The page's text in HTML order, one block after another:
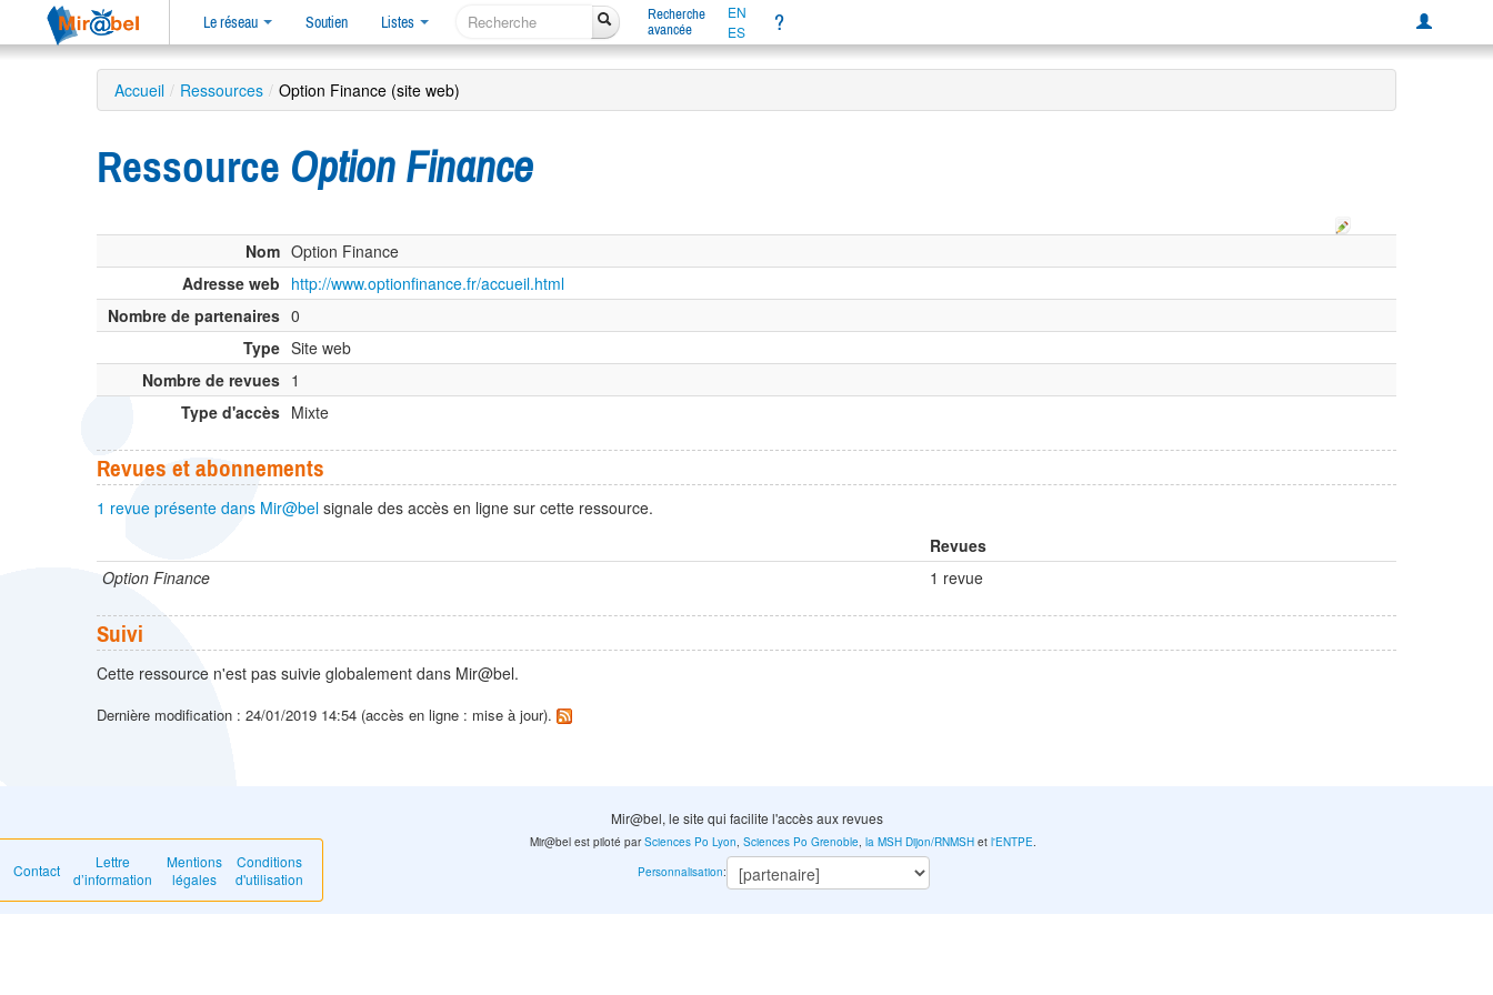
Le réseau Soutien Listes
Recherche
avancée
EN
ES
?
Accueil / Ressources / Option Finance (site web)
Ressource Option Finance
Nom Option Finance
Adresse web http://www.optionfinance.fr/accueil.html
Nombre de partenaires 0
Type Site web
Nombre de revues 1
Type d'accès Mixte
Revues et abonnements
1 revue présente dans Mir@bel signale des accès en ligne sur cette ressource.
Revues
Option Finance
1 revue
Suivi
Cette ressource n'est pas suivie globalement dans Mir@bel.
Dernière modification : 24/01/2019 14:54 (accès en ligne : mise à jour).
Mir@bel, le site qui facilite l'accès aux revues
Contact
Lettre
d’information
Mentions
légales
Conditions
d'utilisation
Mir@bel est piloté parSciences Po Lyon,Sciences Po Grenoble,la MSH Dijon/RNMSH etl'ENTPE.
Personnalisation: